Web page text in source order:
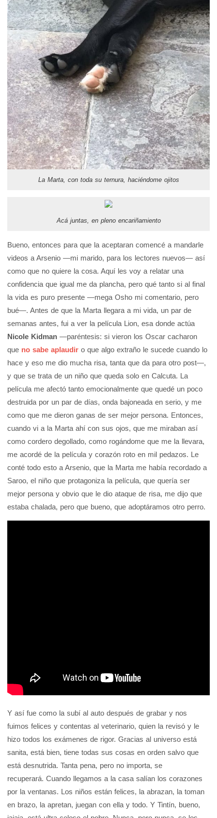
La Marta, con toda su ternura, haciéndome ojitos
Acá juntas, en pleno encariñamiento
Bueno, entonces para que la aceptaran comencé a mandarle
videos a Arsenio —mi marido, para los lectores nuevos— así
como que no quiere la cosa. Aquí les voy a relatar una
confidencia que igual me da plancha, pero qué tanto si al final
la vida es puro presente —mega Osho mi comentario, pero
bué—. Antes de que la Marta llegara a mi vida, un par de
semanas antes, fui a ver la película Lion, esa donde actúa
Nicole Kidman —paréntesis: si vieron los Oscar cacharon
que no sabe aplaudir o que algo extraño le sucede cuando lo
hace y eso me dio mucha risa, tanta que da para otro post—,
y que se trata de un niño que queda solo en Calcuta. La
película me afectó tanto emocionalmente que quedé un poco
destruida por un par de días, onda bajoneada en serio, y me
como que me dieron ganas de ser mejor persona. Entonces,
cuando vi a la Marta ahí con sus ojos, que me miraban así
como cordero degollado, como rogándome que me la llevara,
me acordé de la película y corazón roto en mil pedazos. Le
conté todo esto a Arsenio, que la Marta me había recordado a
Saroo, el niño que protagoniza la película, que quería ser
mejor persona y obvio que le dio ataque de risa, me dijo que
estaba chalada, pero que bueno, que adoptáramos otro perro.
Y así fue como la subí al auto después de grabar y nos
fuimos felices y contentas al veterinario, quien la revisó y le
hizo todos los exámenes de rigor. Gracias al universo está
sanita, está bien, tiene todas sus cosas en orden salvo que
está desnutrida. Tanta pena, pero no importa, se
recuperará. Cuando llegamos a la casa salían los corazones
por la ventanas. Los niños están felices, la abrazan, la toman
en brazo, la apretan, juegan con ella y todo. Y Tintín, bueno,